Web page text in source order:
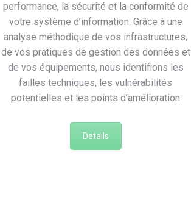
performance, la sécurité et la conformité de
votre système d’information. Grâce à une
analyse méthodique de vos infrastructures,
de vos pratiques de gestion des données et
de vos équipements, nous identifions les
failles techniques, les vulnérabilités
potentielles et les points d’amélioration
Details